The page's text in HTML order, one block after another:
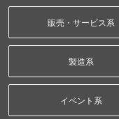
販売・サービス系
製造系
イベント系